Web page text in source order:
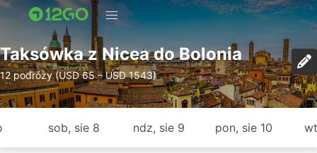
Taksówka z Nicea do Bolonia
12 podróży (USD 65 – USD 1543)
sob, sie 8 ndz, sie 9 pon, sie 10